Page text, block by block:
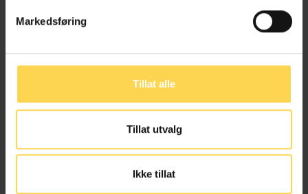
Markedsføring
Tillat alle
Tillat utvalg
Ikke tillat
Tage Henningsen
Lovrådgiver, Justis- og beredskapsdepartementet